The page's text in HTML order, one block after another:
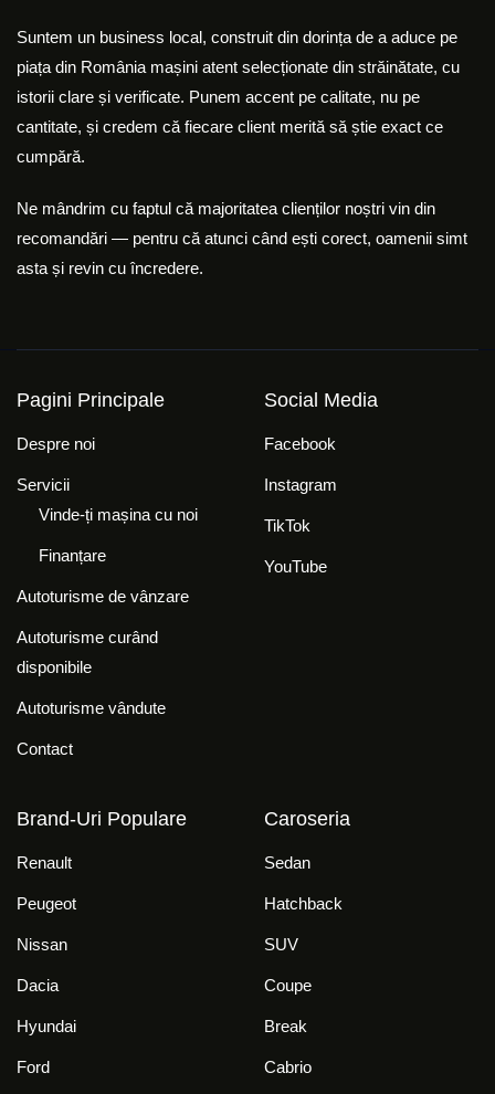
Suntem un business local, construit din dorința de a aduce pe
piața din România mașini atent selecționate din străinătate, cu
istorii clare și verificate. Punem accent pe calitate, nu pe
cantitate, și credem că fiecare client merită să știe exact ce
cumpără.
Ne mândrim cu faptul că majoritatea clienților noștri vin din
recomandări — pentru că atunci când ești corect, oamenii simt
asta și revin cu încredere.
Pagini Principale
Despre noi
Servicii
Vinde-ți mașina cu noi
Finanțare
Autoturisme de vânzare
Autoturisme curând
disponibile
Autoturisme vândute
Contact
Social Media
Facebook
Instagram
TikTok
YouTube
Brand-Uri Populare
Renault
Peugeot
Nissan
Dacia
Hyundai
Ford
Caroseria
Sedan
Hatchback
SUV
Coupe
Break
Cabrio